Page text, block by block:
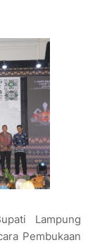
Lampung
Pembukaan